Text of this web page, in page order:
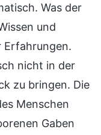
Was der
und
Erfahrungen.
nicht in der
zu bringen. Die
Menschen
Gaben